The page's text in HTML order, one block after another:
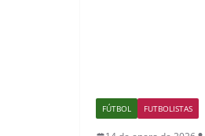
FÚTBOL FUTBOLISTAS